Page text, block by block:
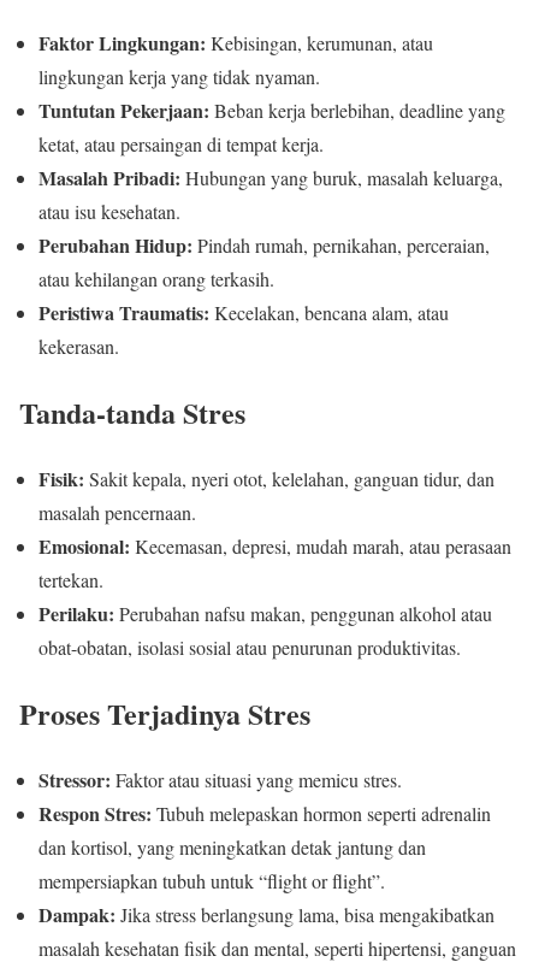
Faktor Lingkungan: Kebisingan, kerumunan, atau
lingkungan kerja yang tidak nyaman.
Tuntutan Pekerjaan: Beban kerja berlebihan, deadline yang
ketat, atau persaingan di tempat kerja.
Masalah Pribadi: Hubungan yang buruk, masalah keluarga,
atau isu kesehatan.
Perubahan Hidup: Pindah rumah, pernikahan, perceraian,
atau kehilangan orang terkasih.
Peristiwa Traumatis: Kecelakan, bencana alam, atau
kekerasan.
Tanda-tanda Stres
Fisik: Sakit kepala, nyeri otot, kelelahan, ganguan tidur, dan
masalah pencernaan.
Emosional: Kecemasan, depresi, mudah marah, atau perasaan
tertekan.
Perilaku: Perubahan nafsu makan, penggunan alkohol atau
obat-obatan, isolasi sosial atau penurunan produktivitas.
Proses Terjadinya Stres
Stressor: Faktor atau situasi yang memicu stres.
Respon Stres: Tubuh melepaskan hormon seperti adrenalin
dan kortisol, yang meningkatkan detak jantung dan
mempersiapkan tubuh untuk “flight or flight”.
Dampak: Jika stress berlangsung lama, bisa mengakibatkan
masalah kesehatan fisik dan mental, seperti hipertensi, ganguan